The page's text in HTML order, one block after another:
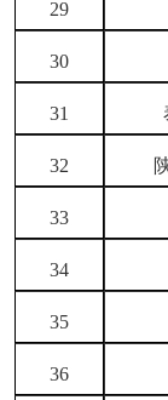
29
30
31
32
33
34
35
36